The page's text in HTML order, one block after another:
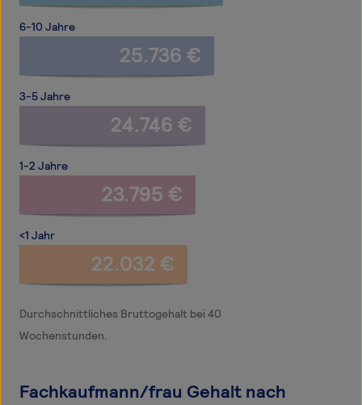
6-10 Jahre
25.736 €
3-5 Jahre
24.746 €
1-2 Jahre
23.795 €
<1 Jahr
22.032 €
Durchschnittliches Bruttogehalt bei 40
Wochenstunden.
Fachkaufmann/frau Gehalt nach